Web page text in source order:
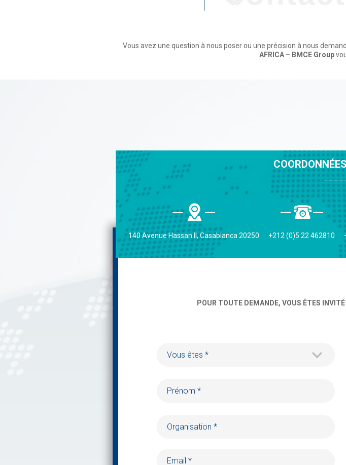
Vous avez une question à nous poser ou une précision à nous
AFRICA – BMCE Group
140 Avenue Hassan II, Casablanca 20250 +212 (0)5 22 462810
POUR TOUTE DEMANDE, VOUS ÊTES
Vous êtes *